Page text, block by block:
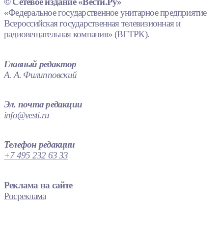
«Федеральное государственное унитарное предприятие
Всероссийская государственная телевизионная и
радиовещательная компания» (ВГТРК).
Главный редактор
А. А. Филипповский
Эл. почта редакции
info@vesti.ru
Телефон редакции
+7 495 232 63 33
Реклама на сайте
Росреклама